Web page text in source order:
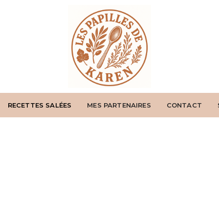
RECETTES SALÉES MES PARTENAIRES CONTACT